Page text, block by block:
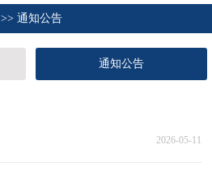
>>通知公告
通知公告
2026-05-11